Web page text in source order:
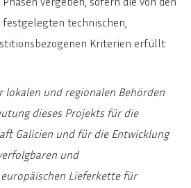
technischen,
Kriterien erfüllt
lokalen und regionalen Behörden
dieses Projekts für die
Galicien und für die Entwicklung
und
Lieferkette für